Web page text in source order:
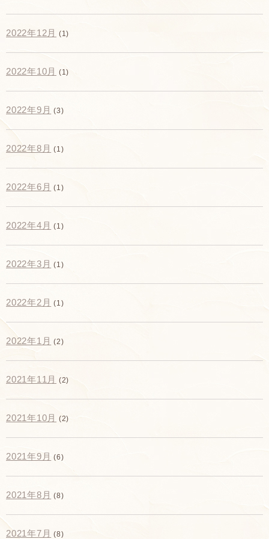
2022年12月 (1)
2022年10月 (1)
2022年9月 (3)
2022年8月 (1)
2022年6月 (1)
2022年4月 (1)
2022年3月 (1)
2022年2月 (1)
2022年1月 (2)
2021年11月 (2)
2021年10月 (2)
2021年9月 (6)
2021年8月 (8)
2021年7月 (8)